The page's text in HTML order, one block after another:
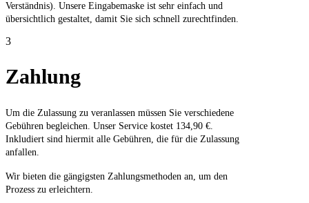
Verständnis). Unsere Eingabemaske ist sehr einfach und
übersichtlich gestaltet, damit Sie sich schnell zurechtfinden.
3
Zahlung
Um die Zulassung zu veranlassen müssen Sie verschiedene
Gebühren begleichen. Unser Service kostet 134,90 €.
Inkludiert sind hiermit alle Gebühren, die für die Zulassung
anfallen.
Wir bieten die gängigsten Zahlungsmethoden an, um den
Prozess zu erleichtern.